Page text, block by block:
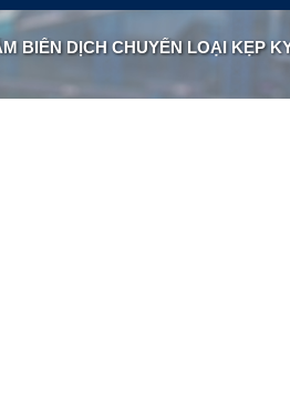
Oriental
KGN
BIẾN DỊCH CHUYỂN LOẠI KẸP